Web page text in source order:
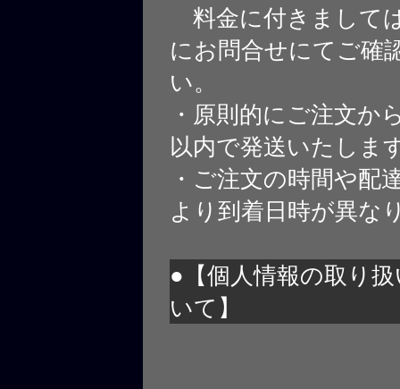
料金に付きまして
にお問合せにてご確
い。
・原則的にご注文か
以内で発送いたしま
・ご注文の時間や配
より到着日時が異な
●【個人情報の取り
いて】